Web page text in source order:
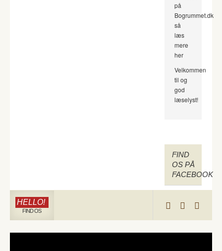
på
Bogrummet.dk
så
læs
mere
her
Velkommen
til og
god
læselyst!
FIND
OS PÅ
FACEBOOK
HELLO!
FIND OS